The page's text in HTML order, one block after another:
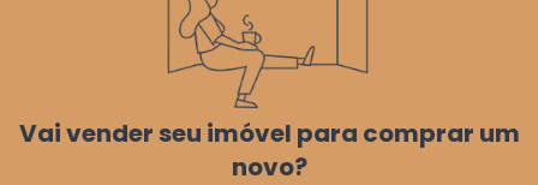
Vai vender seu imóvel para comprar um
novo?